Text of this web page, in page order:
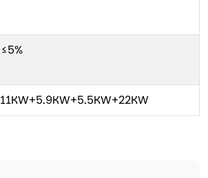
≤5%
11KW+5.9KW+5.5KW+22KW